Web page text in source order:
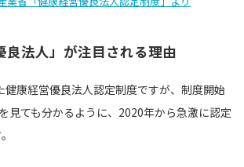
良法人」が注目される理由
健康経営優良法人認定制度ですが、制度開始
見ても分かるように、2020年から急激に認定